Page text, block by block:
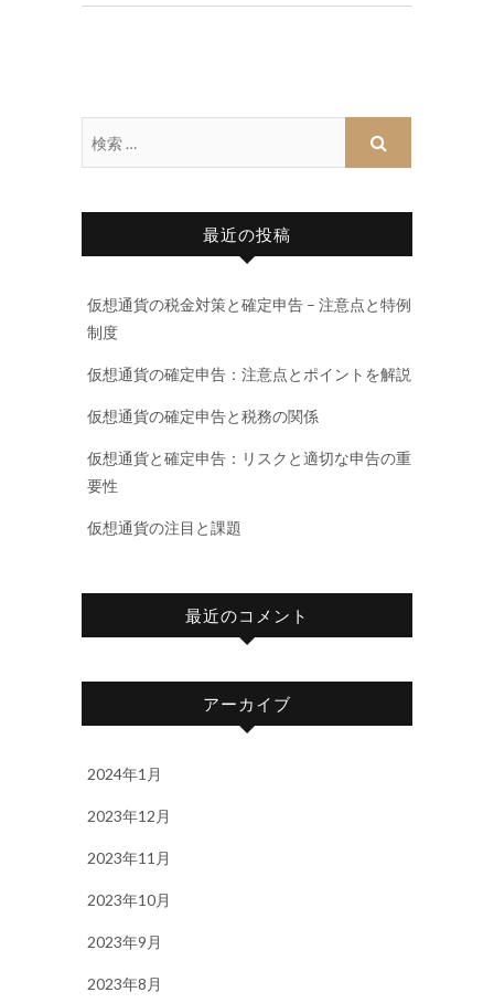
最近の投稿
仮想通貨の税金対策と確定申告 – 注意点と特例
制度
仮想通貨の確定申告：注意点とポイントを解説
仮想通貨の確定申告と税務の関係
仮想通貨と確定申告：リスクと適切な申告の重
要性
仮想通貨の注目と課題
最近のコメント
アーカイブ
2024年1月
2023年12月
2023年11月
2023年10月
2023年9月
2023年8月